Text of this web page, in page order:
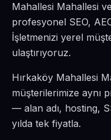
Mahallesi Mahallesi
profesyonel SEO,
İşletmenizi yerel
ulaştırıyoruz.
Hırkaköy Mahallesi
müşterilerimize aynı
— alan adı, hosting,
yılda tek fiyatla.